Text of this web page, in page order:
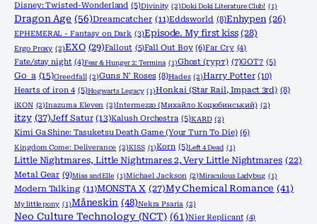
Disney: Twisted-Wonderland (5)Divinity (2)Doki Doki Literature Club! (1)
Dragon Age (56)Dreamcatcher (11)Eddsworld (8)Enhypen (26)
EPHEMERAL - Fantasy on Dark (3)Episode. My first kiss (28)
Ergo Proxy (2)EXO (29)Fallout (5)Fall Out Boy (6)Far Cry (4)
Fate/stay night (4)Fear & Hunger 2: Termina (1)Ghost (гурт) (7)GOT7 (5)
Go_a (15)Greedfall (2)Guns N' Roses (8)Hades (2)Harry Potter (10)
Hearts of iron 4 (5)Hogwarts Legacy (1)Honkai (Star Rail, Impact 3rd) (8)
iKON (2)Inazuma Eleven (2)Intermezzo (Михайло Коцюбинський) (2)
itzy (37)Jeff Satur (13)Kalush Orchestra (5)KARD (2)
Kimi Ga Shine: Tasuketsu Death Game (Your Turn To Die) (6)
Kingdom Come: Deliverance (2)KISS (1)Korn (5)Left 4 Dead (1)
Little Nightmares, Little Nightmares 2, Very Little Nightmares (22)
Metal Gear (9)Mias and Elle (1)Michael Jackson (2)Miraculous Ladybug (1)
Modern Talking (11)MONSTA X (27)My Chemical Romance (41)
My little pony (1)Måneskin (48)Nekra Psaria (2)
Neo Culture Technology (NCT) (61)Nier Replicant (4)